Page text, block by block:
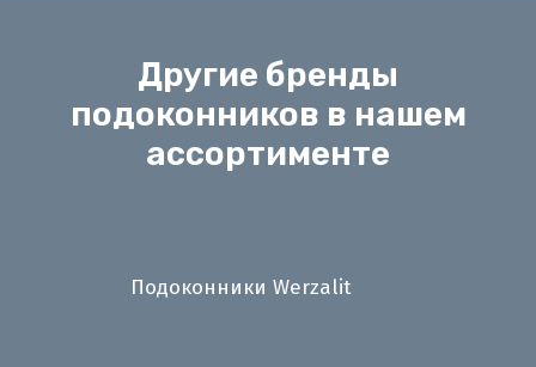
Другие бренды
подоконников в нашем
ассортименте
Подоконники Werzalit